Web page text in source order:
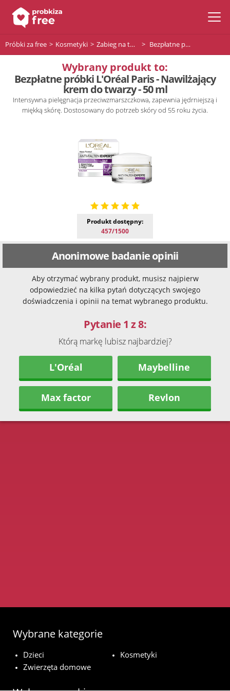
Próbki za free Kosmetyki Zabieg na twarz Bezpłatne próbki L'Oréal Paris - Nawilżający krem do twarzy - 50 ml
Wybrany produkt to:
Bezpłatne próbki L'Oréal Paris - Nawilżający
krem do twarzy - 50 ml
Intensywna pielęgnacja przeciwzmarszczkowa, zapewnia jędrniejszą i
miękką skórę. Dostosowany do potrzeb skóry od 55 roku życia.
Produkt dostępny:
457/1500
Anonimowe badanie opinii
Aby otrzymać wybrany produkt, musisz najpierw
odpowiedzieć na kilka pytań dotyczących swojego
doświadczenia i opinii na temat wybranego produktu.
Pytanie 1 z 8:
Którą markę lubisz najbardziej?
L'Oréal Maybelline
Max factor Revlon
Wybrane kategorie
Dzieci
Kosmetyki
Zwierzęta domowe